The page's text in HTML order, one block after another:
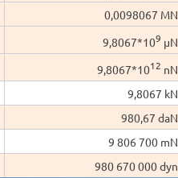
0,0098067 MN
9,8067*109 µN
9,8067*1012 nN
9,8067 kN
980,67 daN
9 806 700 mN
980 670 000 dyn